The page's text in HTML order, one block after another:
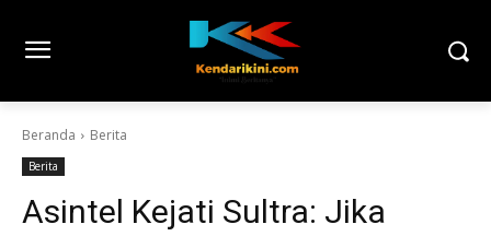
Beranda Berita
Berita
Asintel Kejati Sultra: Jika